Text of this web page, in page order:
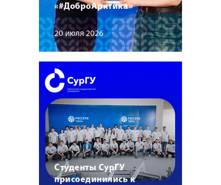
«#ДоброАрктика»
20 июля 2026
Студенты СурГУ
присоединились к